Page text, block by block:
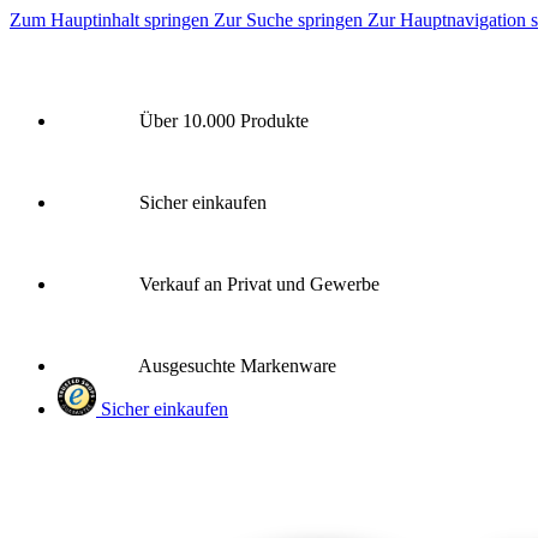
Zum Hauptinhalt springen Zur Suche springen Zur Hauptnavigation
Über 10.000 Produkte
Sicher einkaufen
Verkauf an Privat und Gewerbe
Ausgesuchte Markenware
Sicher einkaufen